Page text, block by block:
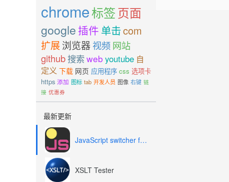
chrome标签页面
google 插件 单击com
扩展浏览器 视频网站
github搜索web youtube 自
定义 下载 网页 应用程序 css 选项卡
https 添加 图标 tab 开发人员 图像 右键 链
接 优惠券
最新更新
JavaScript switcher for SEO and development
XSLT Tester